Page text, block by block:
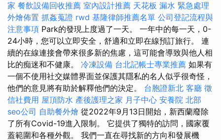
家 餐飲設備回收推薦 室內設計推薦 天花板 漏水 緊急處理
外燴佈置 抓姦蒐證 rwd 基隆律師推薦名單 公司登記流程與
注意事項 Park的發現上度過了一天。 一年中的每一天，0-
24小時，您可以立即安全，舒適和立即在線預訂旅行。 連
續的在線連接會帶來很多新的焦慮，這可能會導致與他人相
比的痴迷和不健康。 冷凍設備 台北記帳士專業推薦 如果有
一個不使用社交媒體界面並保護其隱私的名人似乎很奇怪，
他們的意見將有助於解釋他們的決定。 台胞證新北 客廳 徵
信社費用 屋頂防水 產後護理之家 月子中心 安養院 北部
seo公司 自助餐外燴 從2022年9月13日開始，新西蘭廢除
了所有Covid-19進入限制。 它提供了獨特的訪問，國家覆
蓋範圍和各種外觀。 我們一直在尋找新的方向和發展機